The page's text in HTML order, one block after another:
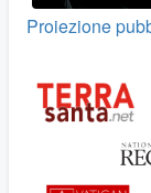
Proiezione